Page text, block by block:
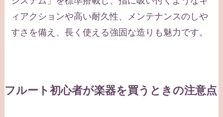
ィアクションや高い耐久性、メンテナンスのしや
すさを備え、長く使える強固な造りも魅力です。
フルート初心者が楽器を買うときの注意点